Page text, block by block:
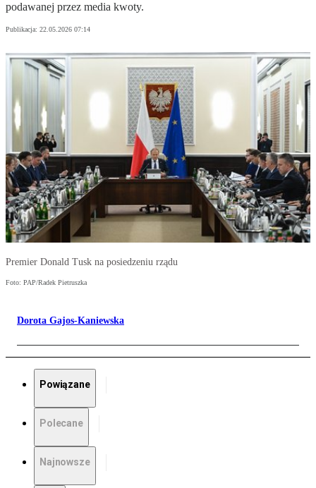
podawanej przez media kwoty.
Publikacja: 22.05.2026 07:14
Premier Donald Tusk na posiedzeniu rządu
Foto: PAP/Radek Pietruszka
Dorota Gajos-Kaniewska
Powiązane
Polecane
Najnowsze